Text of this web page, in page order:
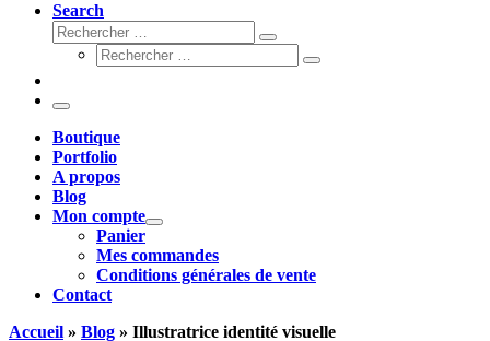
Search
Rechercher
Rechercher
Rechercher
Rechercher
Menu
Boutique
Portfolio
A propos
Blog
Mon compte
Panier
Mes commandes
Conditions générales de vente
Contact
Accueil » Blog » Illustratrice identité visuelle